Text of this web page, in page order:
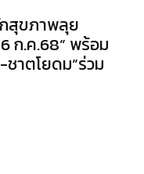
สุขภาพลุย
ก.ค.68” พร้อม
าตโยดม”ร่วม